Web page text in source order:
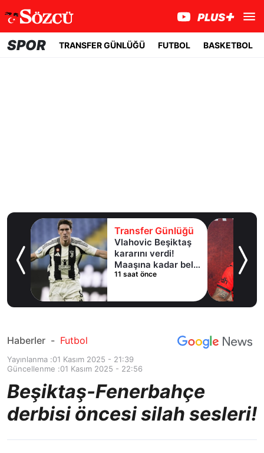
SPOR TRANSFER GÜNLÜĞÜ FUTBOL BASKETBOL
Transfer Günlüğü
Vlahovic Beşiktaş
kararını verdi!
Maaşına kadar belli
oldu
11 saat önce
Haberler - Futbol
Yayınlanma :01 Kasım 2025 - 21:39
Güncellenme :01 Kasım 2025 - 22:56
Beşiktaş-Fenerbahçe
derbisi öncesi silah sesleri!